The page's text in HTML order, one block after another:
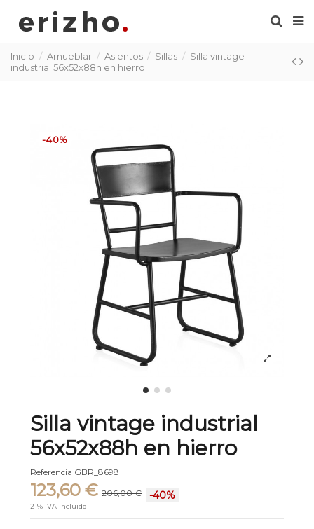
Inicio Amueblar Asientos Sillas
Silla vintage
industrial 56x52x88h en hierro
-40%
Silla vintage industrial
56x52x88h en hierro
Referencia GBR_8698
123,60 € 206,00 € -40%
21% IVA incluido